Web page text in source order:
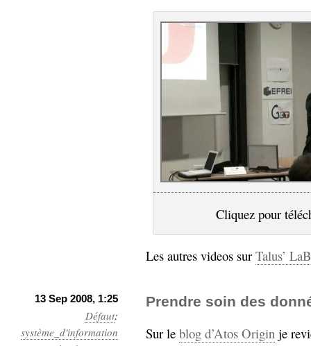
Cliquez pour
Les autres videos sur Talus’
13 Sep 2008, 1:25
Défaut:
système_d'information
Prendre soin des
Sur le blog d’Atos Origin je